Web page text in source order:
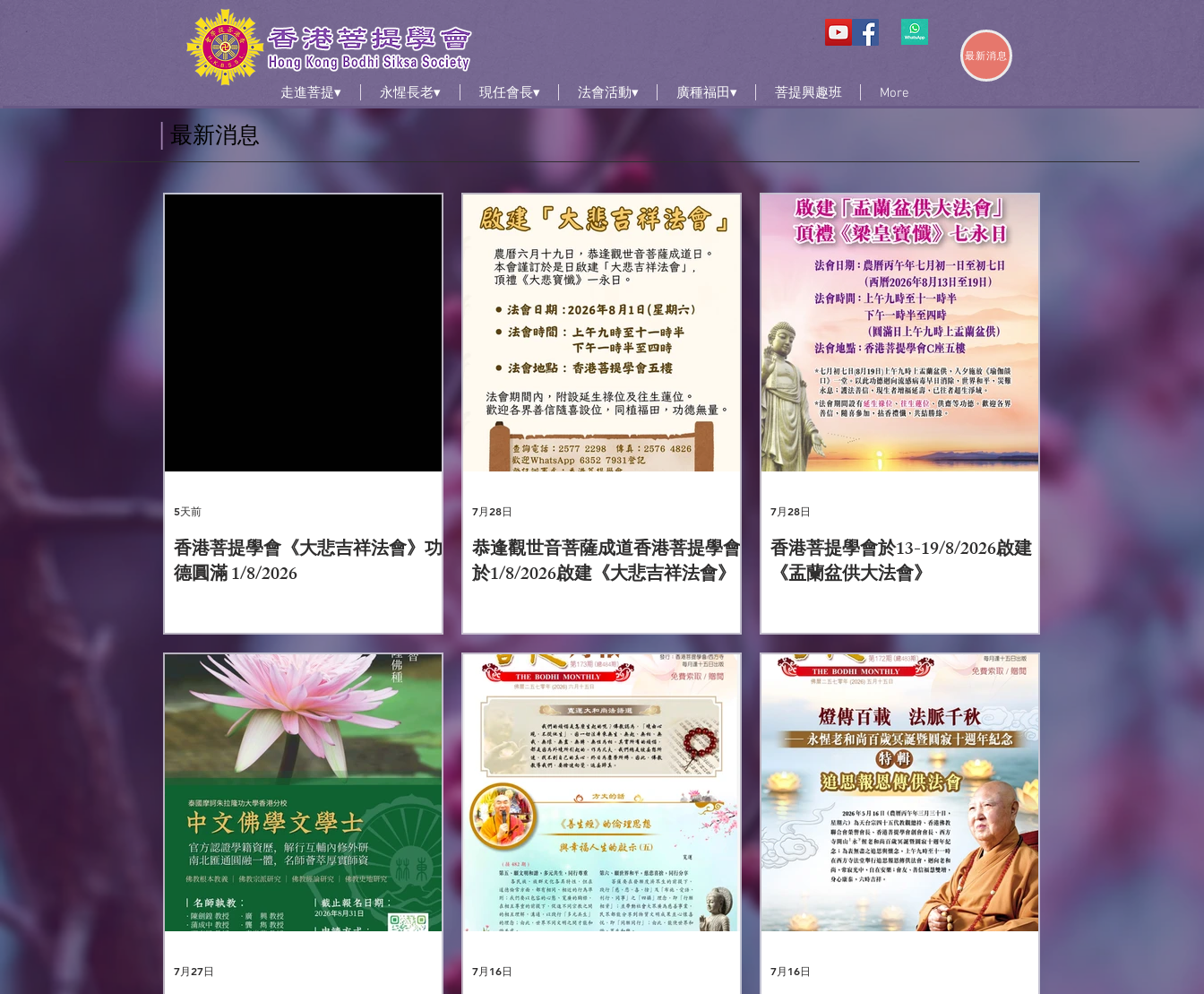
走進菩提▾ 永惺長老▾ 現任會長▾ 法會活動▾ 廣種福田▾ 菩提興趣班 More
最新消息
最新消息
香港菩提學會《大悲吉祥法會》功
德圓滿 1/8/2026
5天前
恭逢觀世音菩薩成道香港菩提學會
於1/8/2026啟建《大悲吉祥法會》
7月28日
香港菩提學會於13-19/8/2026啟建
《盂蘭盆供大法會》
7月28日
7月27日 7月16日 7月16日